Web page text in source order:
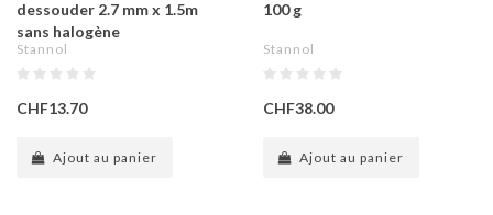
dessouder 2.7 mm x 1.5m
sans halogène
Stannol
CHF13.70
Ajout au panier
100 g
Stannol
CHF38.00
Ajout au panier